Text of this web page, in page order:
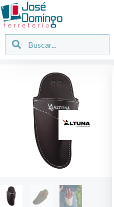
Ir
al
contenido
Buscar Buscar